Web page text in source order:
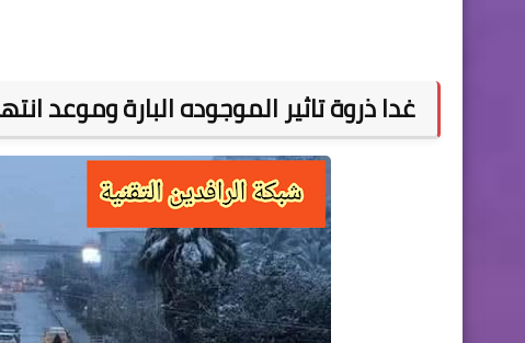
غدا ذروة تاثير الموجوده البارة وموعد